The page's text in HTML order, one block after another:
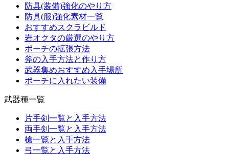
防具(装備)強化のやり方
防具(服)強化素材一覧
おすすめスクラビルド
岩オクタの厳選のやり方
ポーチの拡張方法
斧の入手方法と作り方
武器集めおすすめ入手場所
ポーチに入れたい装備
武器種一覧
片手剣一覧と入手方法
両手剣一覧と入手方法
槍一覧と入手方法
弓一覧と入手方法